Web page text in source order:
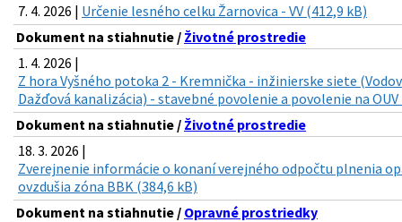
7. 4. 2026 | Určenie lesného celku Žarnovica - VV (412,9 kB)
Dokument na stiahnutie / Životné prostredie
1. 4. 2026 |
Z hora Vyšného potoka 2 - Kremnička - inžinierske siete
Dažďová kanalizácia) - stavebné povolenie a povolenie na OUV
Dokument na stiahnutie / Životné prostredie
18. 3. 2026 |
Zverejnenie informácie o konaní verejného odpočtu plnenia
ovzdušia zóna BBK (384,6 kB)
Dokument na stiahnutie / Opravné prostriedky